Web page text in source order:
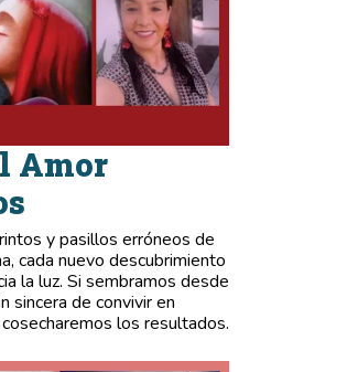
Amor
y pasillos erróneos de
cada nuevo descubrimiento
la luz. Si sembramos desde
sincera de convivir en
los resultados.